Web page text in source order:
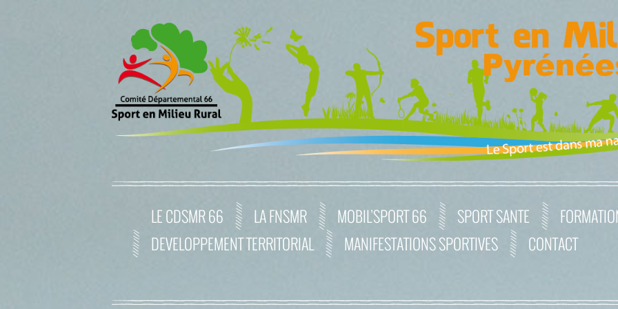
LE CDSMR 66 LA FNSMR MOBIL’SPORT 66 SPORT SANTE
DEVELOPPEMENT TERRITORIAL
MANIFESTATIONS SPORTIVES CONTACT